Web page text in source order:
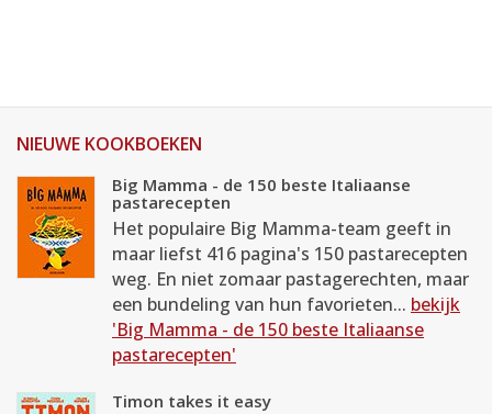
NIEUWE KOOKBOEKEN
Big Mamma - de 150 beste Italiaanse
pastarecepten
Het populaire Big Mamma-team geeft in
maar liefst 416 pagina's 150 pastarecepten
weg. En niet zomaar pastagerechten, maar
een bundeling van hun favorieten... bekijk
'Big Mamma - de 150 beste Italiaanse
pastarecepten'
Timon takes it easy